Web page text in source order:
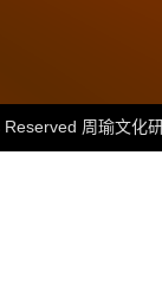
周瑜文化